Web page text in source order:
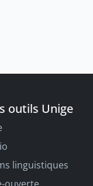
outils Unige
linguistiques